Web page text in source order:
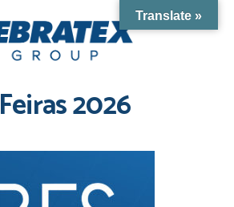
Feiras 2026
Translate »